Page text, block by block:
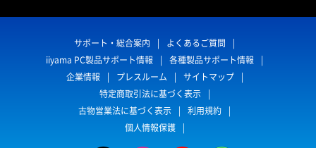
サポート・総合案内
よくあるご質問
iiyama PC製品サポート情報
各種製品サポート情報
企業情報
プレスルーム
サイトマップ
特定商取引法に基づく表示
古物営業法に基づく表示
利用規約
個人情報保護